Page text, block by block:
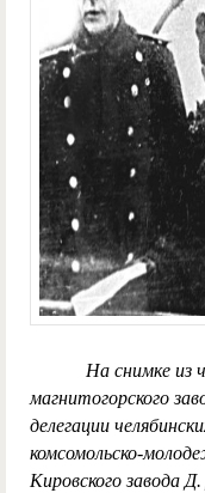
На снимке из
магнитогорского
делегации
комсомольско-
Кировского завода